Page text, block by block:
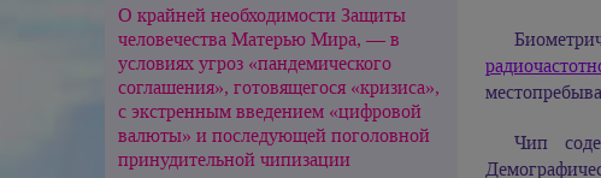
О крайней необходимости Защиты
человечества Матерью Мира, — в
условиях угроз «пандемического
соглашения», готовящегося «кризиса»,
с экстренным введением «цифровой
валюты» и последующей поголовной
принудительной чипизации
Чип